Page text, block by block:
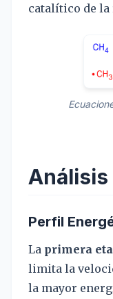
catalítico de la
Análisis
Perfil
La primera
limita la
la mayor